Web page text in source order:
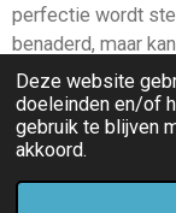
Deze website
doeleinden en/of
gebruik te blijven
akkoord.
perfectie wordt
benaderd, maar